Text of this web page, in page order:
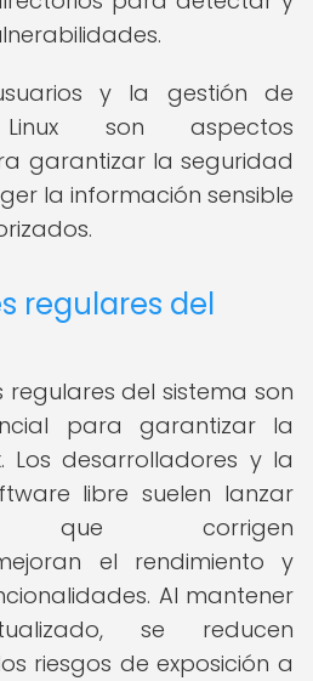
y la gestión de
son aspectos
garantizar la seguridad
la información sensible
regulares del
regulares del sistema son
para garantizar la
Los desarrolladores y la
libre suelen lanzar
que corrigen
el rendimiento y
Al mantener
se reducen
riesgos de exposición a